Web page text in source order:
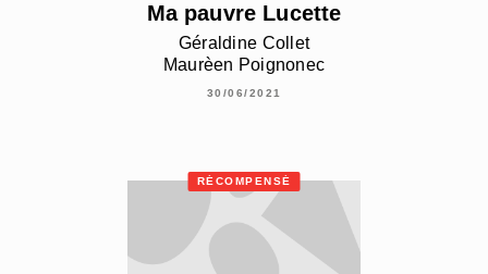
Ma pauvre Lucette
Géraldine Collet
Maurèen Poignonec
30/06/2021
RÉCOMPENSÉ